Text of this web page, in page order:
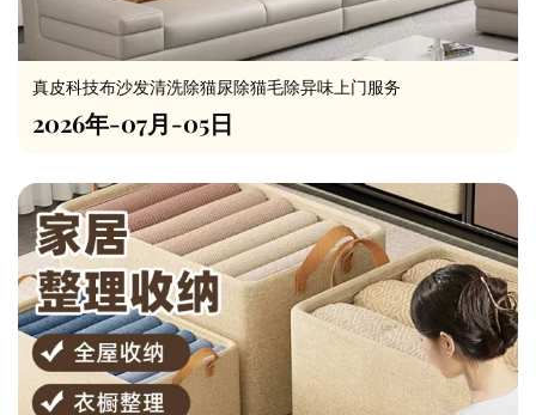
真皮科技布沙发清洗除猫尿除猫毛除异味上门服务
2026年-07月-05日